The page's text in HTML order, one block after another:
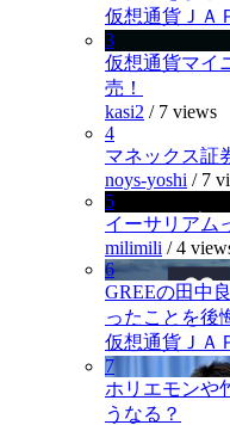
仮想通貨ＪＡ
3
仮想通貨マイ
売！
kasi2 / 7 views
4
マネックス証
noys-yoshi / 7
5
イーサリアム
milimili /4
6
GREEの田中
ったことを後
仮想通貨ＪＡ
7
ホリエモンや
うなる？